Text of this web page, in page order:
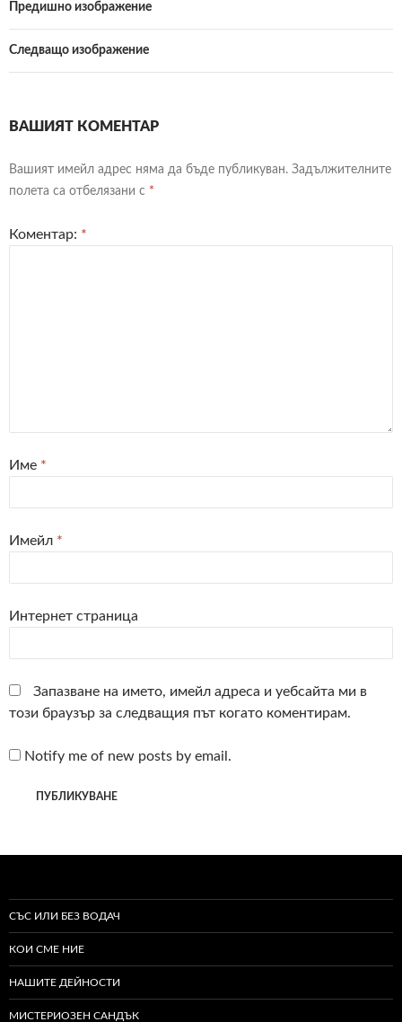
Предишно изображение
Следващо изображение
ВАШИЯТ КОМЕНТАР
Вашият имейл адрес няма да бъде публикуван. Задължителните
полета са отбелязани с *
Коментар: *
Име *
Имейл *
Интернет страница
Запазване на името, имейл адреса и уебсайта ми в
този браузър за следващия път когато коментирам.
Notify me of new posts by email.
СЪС ИЛИ БЕЗ ВОДАЧ
КОИ СМЕ НИЕ
НАШИТЕ ДЕЙНОСТИ
МИСТЕРИОЗЕН САНДЪК